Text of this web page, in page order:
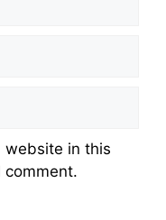
website in this